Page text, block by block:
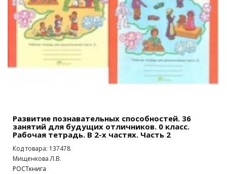
Развитие познавательных способностей. 36
занятий для будущих отличников. 0 класс.
Рабочая тетрадь. В 2-х частях. Часть 2
Код товара: 137478
Мищенкова Л.В.
РОСТкнига